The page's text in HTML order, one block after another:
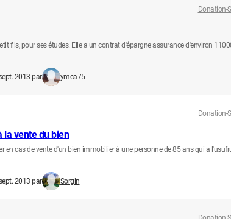
Donation-
fils, pour ses études. Elle a un contrat d'épargne assurance d'environ
2013 par ymca75
Donation-
la vente du bien
en cas de vente d'un bien immobilier à une personne de 85 ans qui a
2013 par Sorgin